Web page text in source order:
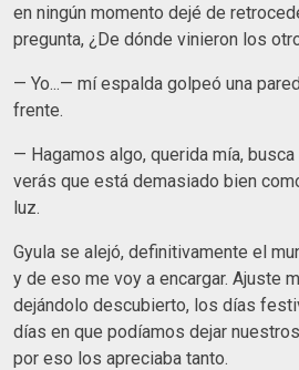
en ningún momento dejé de
pregunta, ¿De dónde vinieron los
— Yo...— mí espalda golpeó una
frente.
— Hagamos algo, querida mía,
verás que está demasiado bien
luz.
Gyula se alejó, definitivamente el
y de eso me voy a encargar. Ajuste
dejándolo descubierto, los días
días en que podíamos dejar
por eso los apreciaba tanto.